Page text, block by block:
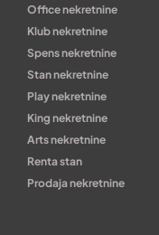
Office nekretnine
Klub nekretnine
Spens nekretnine
Stan nekretnine
Play nekretnine
King nekretnine
Arts nekretnine
Renta stan
Prodaja nekretnine